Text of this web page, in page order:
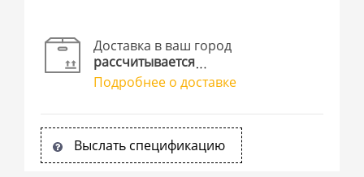
Доставка в ваш город
рассчитывается
Подробнее о доставке
Выслать спецификацию